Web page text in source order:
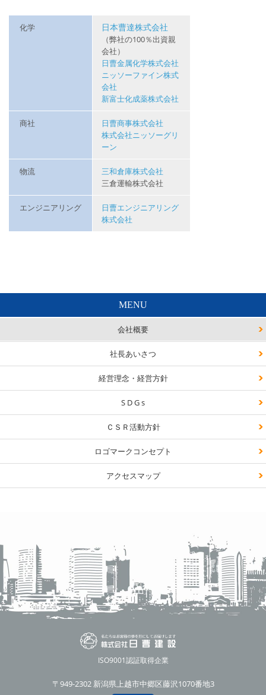
化学 日本曹達株式会社
（弊社の100％出資親
会社）
日曹金属化学株式会社
ニッソーファイン株式
会社
新富士化成薬株式会社
商社
日曹商事株式会社
株式会社ニッソーグリ
ーン
物流
三和倉庫株式会社
三倉運輸株式会社
エンジニアリング
日曹エンジニアリング
株式会社
MENU
会社概要
社長あいさつ
経営理念・経営方針
S D G s
ＣＳＲ活動方針
ロゴマークコンセプト
アクセスマップ
ISO9001認証取得企業
〒949-2302 新潟県上越市中郷区藤沢1070番地3